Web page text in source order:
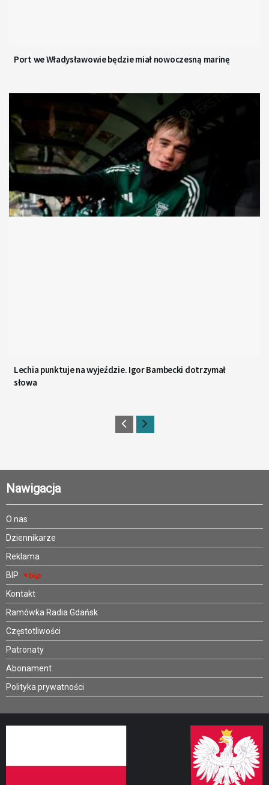
Port we Władysławowie będzie miał nowoczesną marinę
Lechia punktuje na wyjeździe. Igor Bambecki dotrzymał
słowa
Nawigacja
O nas
Dziennikarze
Reklama
BIP
Kontakt
Ramówka Radia Gdańsk
Częstotliwości
Patronaty
Abonament
Polityka prywatności